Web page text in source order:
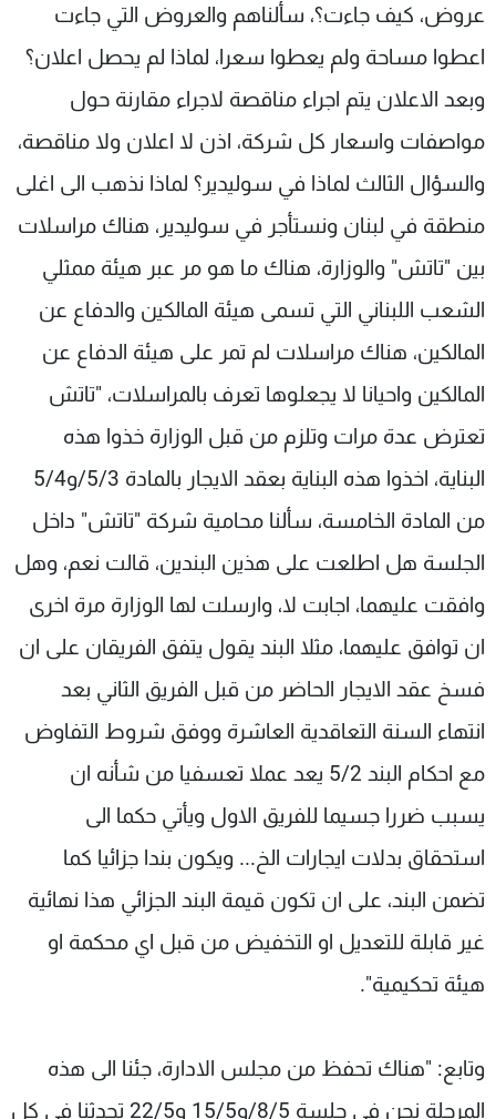
عروض، كيف جاءت؟، سألناهم والعروض التي جاءت
اعطوا مساحة ولم يعطوا سعرا، لماذا لم يحصل اعلان؟
وبعد الاعلان يتم اجراء مناقصة لاجراء مقارنة حول
مواصفات واسعار كل شركة، اذن لا اعلان ولا مناقصة،
والسؤال الثالث لماذا في سوليدير؟ لماذا نذهب الى اغلى
منطقة في لبنان ونستأجر في سوليدير، هناك مراسلات
بين "تاتش" والوزارة، هناك ما هو مر عبر هيئة ممثلي
الشعب اللبناني التي تسمى هيئة المالكين والدفاع عن
المالكين، هناك مراسلات لم تمر على هيئة الدفاع عن
المالكين واحيانا لا يجعلوها تعرف بالمراسلات، "تاتش
تعترض عدة مرات وتلزم من قبل الوزارة خذوا هذه
البناية، اخذوا هذه البناية بعقد الايجار بالمادة 5/3/و5/4
من المادة الخامسة، سألنا محامية شركة "تاتش" داخل
الجلسة هل اطلعت على هذين البندين، قالت نعم، وهل
وافقت عليهما، اجابت لا، وارسلت لها الوزارة مرة اخرى
ان توافق عليهما، مثلا البند يقول يتفق الفريقان على ان
فسخ عقد الايجار الحاضر من قبل الفريق الثاني بعد
انتهاء السنة التعاقدية العاشرة ووفق شروط التفاوض
مع احكام البند 5/2 يعد عملا تعسفيا من شأنه ان
يسبب ضررا جسيما للفريق الاول ويأتي حكما الى
استحقاق بدلات ايجارات الخ... ويكون بندا جزائيا كما
تضمن البند، على ان تكون قيمة البند الجزائي هذا نهائية
غير قابلة للتعديل او التخفيض من قبل اي محكمة او
هيئة تحكيمية".
وتابع: "هناك تحفظ من مجلس الادارة، جئنا الى هذه
المرحلة نحن في جلسة 8/5/و15/5 و22/5 تحدثنا في كل